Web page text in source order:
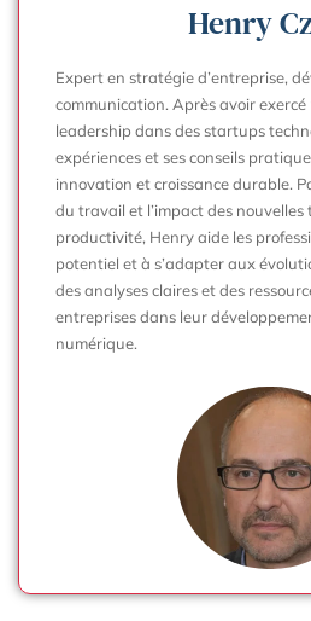
Henry
Expert en stratégie d’entreprise,
communication. Après avoir exercé
leadership dans des startups
expériences et ses conseils
innovation et croissance durable.
du travail et l’impact des nouvelles
productivité, Henry aide les
potentiel et à s’adapter aux
des analyses claires et des
entreprises dans leur
numérique.